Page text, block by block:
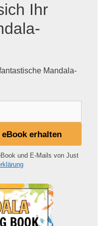
Ihr
Mandala-
erhalten
und E-Mails von Just